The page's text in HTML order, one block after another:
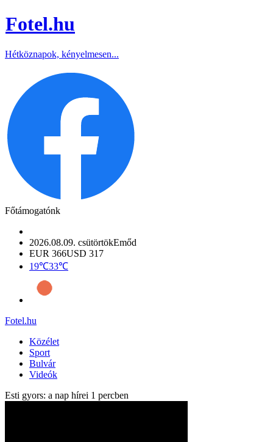
Fotel.hu
Hétköznapok, kényelmesen...
Főtámogatónk
2026.08.09. csütörtökEmőd
EUR 366USD 317
19℃33℃
Fotel.hu
Közélet
Sport
Bulvár
Videók
Esti gyors: a nap hírei 1 percben